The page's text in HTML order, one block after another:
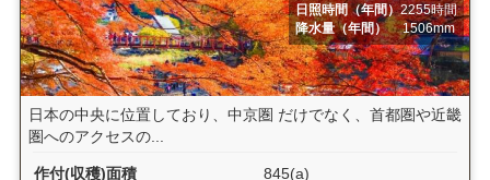
日照時間（年間）2255時間
降水量（年間）
1506mm
日本の中央に位置しており、中京圏 だけでなく、首都圏や近畿
圏へのアクセスの...
作付(収穫)面積 845(a)